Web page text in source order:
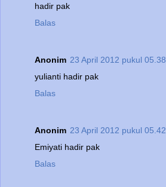
hadir pak
Balas
Anonim 23 April 2012 pukul 05.38
yulianti hadir pak
Balas
Anonim 23 April 2012 pukul 05.42
Emiyati hadir pak
Balas